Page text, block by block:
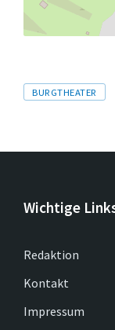
Tags
BURGTHEATER
Wichtige
Redaktion
Kontakt
Impressum